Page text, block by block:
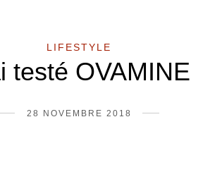
LIFESTYLE
testé OVAMINE
28 NOVEMBRE 2018